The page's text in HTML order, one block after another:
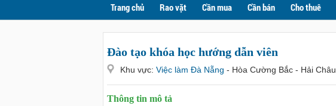
Trang chủ Rao vặt Cần mua Cần bán Cho thuê
Đào tạo khóa học hướng dẫn viên
Khu vực: Việc làm Đà Nẵng - Hòa Cường Bắc - Hải Châu
Thông tin mô tả